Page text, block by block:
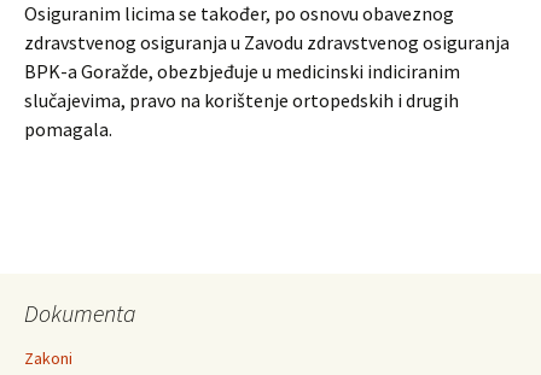
Osiguranim licima se također, po osnovu obaveznog
zdravstvenog osiguranja u Zavodu zdravstvenog osiguranja
BPK-a Goražde, obezbjeđuje u medicinski indiciranim
slučajevima, pravo na korištenje ortopedskih i drugih
pomagala.
Dokumenta
Zakoni